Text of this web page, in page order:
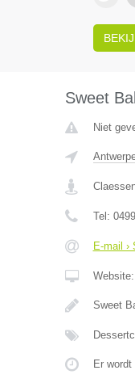
Sweet
Niet
Tel:
E-mail ›
Website:
Sweet
Er